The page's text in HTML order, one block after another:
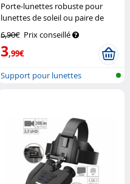
Porte-lunettes robuste pour
lunettes de soleil ou paire de
6,90€ Prix conseillé
3,99€
Support pour lunettes